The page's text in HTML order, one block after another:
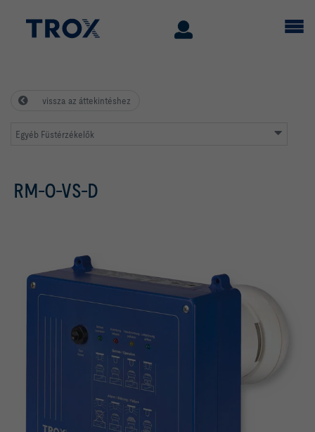
vissza az áttekintéshez
Egyéb Füstérzékelők
RM-O-VS-D